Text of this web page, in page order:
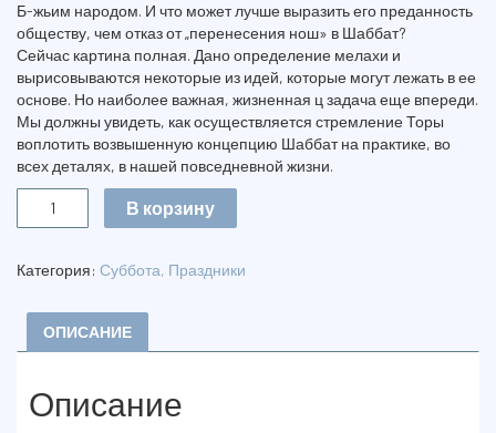
Б-жьим народом. И что может лучше выразить его преданность
обществу, чем отказ от „перенесения нош» в Шаббат?
Сейчас картина полная. Дано определение мелахи и
вырисовываются некоторые из идей, которые могут лежать в ее
основе. Но наиболее важная, жизненная ц задача еще впереди.
Мы должны увидеть, как осуществляется стремление Торы
воплотить возвышенную концепцию Шаббат на практике, во
всех деталях, в нашей повседневной жизни.
ШАББАТ
В корзину
Категория: Суббота, Праздники
ОПИСАНИЕ
Описание